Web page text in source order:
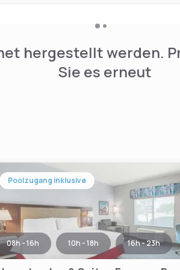
hergestellt werden.
Sie es erneut
Poolzugang inklusive
08h - 16h 10h - 18h 16h - 23h